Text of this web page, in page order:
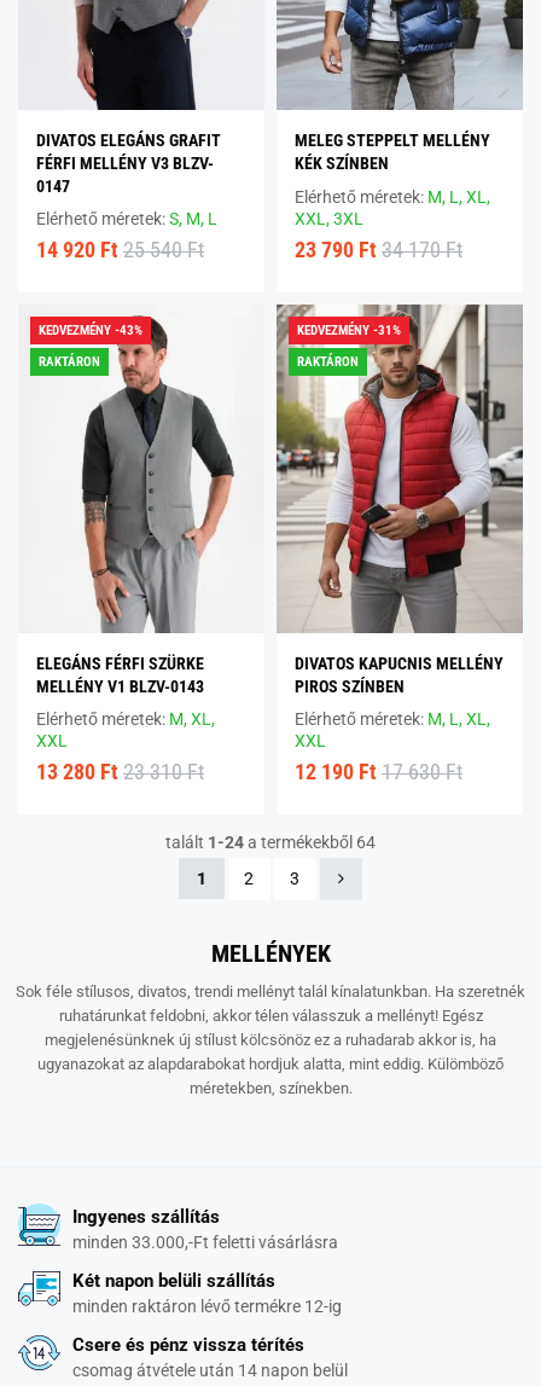
DIVATOS ELEGÁNS GRAFIT
FÉRFI MELLÉNY V3 BLZV-
0147
Elérhető méretek:S, M, L
14 920 Ft 25 540 Ft
MELEG STEPPELT MELLÉNY
KÉK SZÍNBEN
Elérhető méretek: M, L,XL,
XXL,3XL
23 790 Ft 34 170 Ft
KEDVEZMÉNY -43%
RAKTÁRON
ELEGÁNS FÉRFI SZÜRKE
MELLÉNY V1 BLZV-0143
Elérhető méretek: M,XL,
XXL
13 280 Ft 23 310 Ft
KEDVEZMÉNY -31%
RAKTÁRON
DIVATOS KAPUCNIS MELLÉNY
PIROS SZÍNBEN
Elérhető méretek: M, L,XL,
XXL
12 190 Ft 17 630 Ft
talált 1-24a termékekből 64
1
2 3
MELLÉNYEK
Sok féle stílusos, divatos, trendi mellényt talál kínalatunkban. Ha szeretnék
ruhatárunkat feldobni, akkor télen válasszuk a mellényt! Egész
megjelenésünknek új stílust kölcsönöz ez a ruhadarab akkor is, ha
ugyanazokat az alapdarabokat hordjuk alatta, mint eddig. Külömböző
méretekben, színekben.
Ingyenes szállítás
minden 33.000,-Ft feletti vásárlásra
Két napon belüli szállítás
minden raktáron lévő termékre 12-ig
Csere és pénz vissza térítés
csomag átvétele után 14 napon belül